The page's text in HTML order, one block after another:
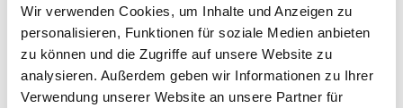
Wir verwenden Cookies, um Inhalte und Anzeigen zu
personalisieren, Funktionen für soziale Medien anbieten
zu können und die Zugriffe auf unsere Website zu
analysieren. Außerdem geben wir Informationen zu Ihrer
Verwendung unserer Website an unsere Partner für
PRODUKTEIGENSCHAFTEN
Produkteigenschaft
- Wasserverdünnbar, umweltschonend und geruchsarm